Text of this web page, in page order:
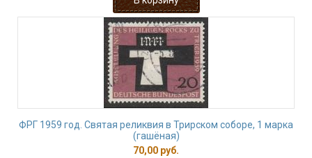
ФРГ 1959 год. Святая реликвия в Трирском соборе, 1 марка
(гашёная)
70,00 руб.